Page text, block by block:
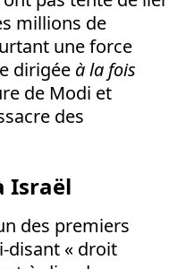
millions de
une force
dirigée à la fois
de Modi et
des
Israël
des premiers
disant « droit